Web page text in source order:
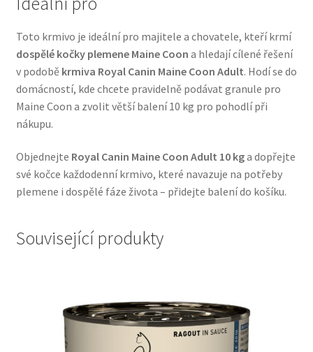
Toto krmivo je ideální pro majitele a chovatele, kteří krmí
dospělé kočky plemene Maine Coon a hledají cílené řešení
v podobě krmiva Royal Canin Maine Coon Adult. Hodí se do
domácností, kde chcete pravidelně podávat granule pro
Maine Coon a zvolit větší balení 10 kg pro pohodlí při
nákupu.
Objednejte Royal Canin Maine Coon Adult 10 kga dopřejte
své kočce každodenní krmivo, které navazuje na potřeby
plemene i dospělé fáze života – přidejte balení do košíku.
Související produkty